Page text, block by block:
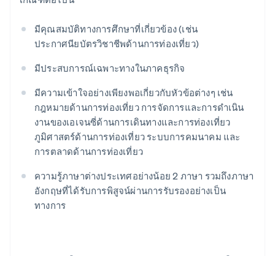
มีคุณสมบัติทางการศึกษาที่เกี่ยวข้อง (เช่น
ประกาศนียบัตรวิชาชีพด้านการท่องเที่ยว)
มีประสบการณ์เฉพาะทางในภาคธุรกิจ
มีความเข้าใจอย่างเพียงพอเกี่ยวกับหัวข้อต่างๆ เช่น
กฎหมายด้านการท่องเที่ยว การจัดการและการดำเนิน
งานของเอเจนซี่ด้านการเดินทางและการท่องเที่ยว
ภูมิศาสตร์ด้านการท่องเที่ยว ระบบการคมนาคม และ
การตลาดด้านการท่องเที่ยว
ความรู้ภาษาต่างประเทศอย่างน้อย 2 ภาษา รวมถึงภาษา
อังกฤษที่ได้รับการพิสูจน์ผ่านการรับรองอย่างเป็น
ทางการ